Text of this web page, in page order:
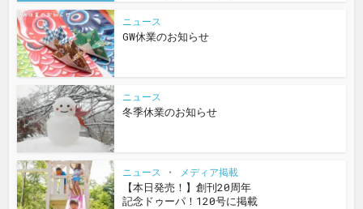
ニュース
GW休業のお知らせ
ニュース
冬季休業のお知らせ
ニュース • メディア掲載
【本日発売！】創刊20周年
記念ドゥーパ！120号に掲載